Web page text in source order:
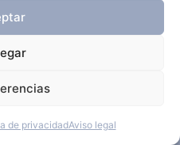
de privacidadAviso legal
reservados.
cookies